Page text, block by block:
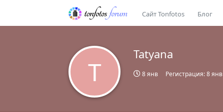
Сайт Tonfotos Блог
T
Tatyana
8 янв Регистрация:8 янв